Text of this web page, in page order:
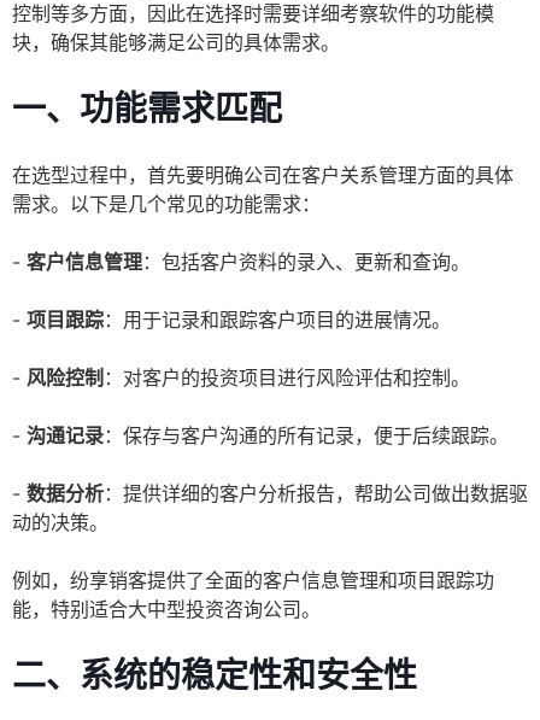
控制等多方面，因此在选择时需要详细考察软件的功能模
块，确保其能够满足公司的具体需求。
一、功能需求匹配
在选型过程中，首先要明确公司在客户关系管理方面的具体
需求。以下是几个常见的功能需求：
- 客户信息管理：包括客户资料的录入、更新和查询。
- 项目跟踪：用于记录和跟踪客户项目的进展情况。
- 风险控制 ：对客户的投资项目进行风险评估和控制。
- 沟通记录：保存与客户沟通的所有记录，便于后续跟踪。
- 数据分析：提供详细的客户分析报告，帮助公司做出数据驱
动的决策。
例如，纷享销客提供了全面的客户信息管理和项目跟踪功
能，特别适合大中型投资咨询公司。
二、系统的稳定性和安全性